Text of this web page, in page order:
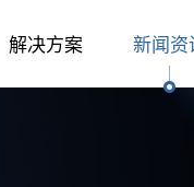
解决方案 新闻资